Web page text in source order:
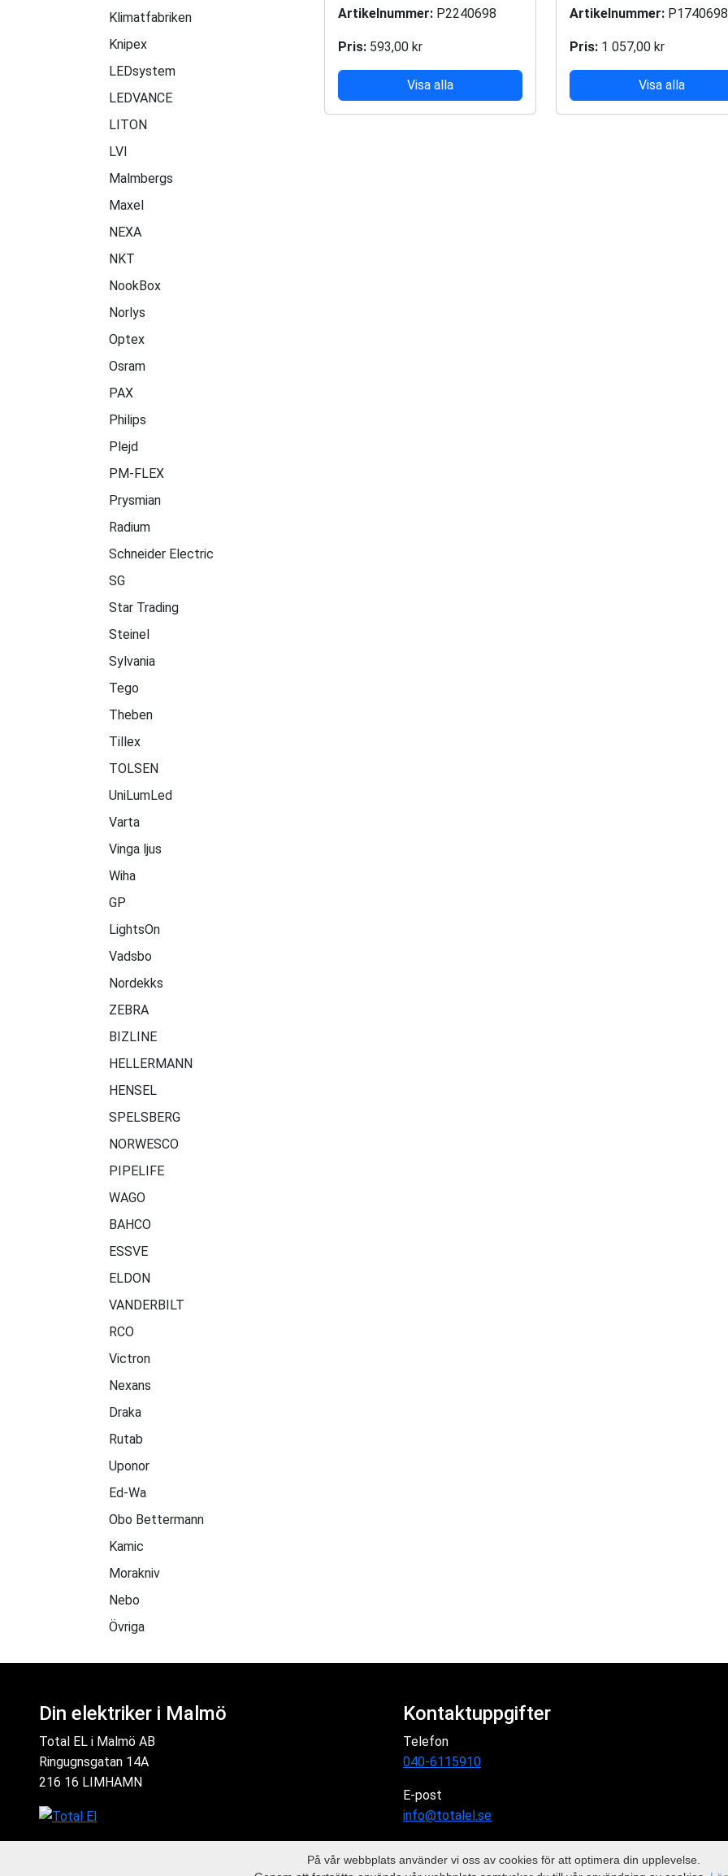
Klimatfabriken
Knipex
LEDsystem
LEDVANCE
LITON
LVI
Malmbergs
Maxel
NEXA
NKT
NookBox
Norlys
Optex
Osram
PAX
Philips
Plejd
PM-FLEX
Prysmian
Radium
Schneider Electric
SG
Star Trading
Steinel
Sylvania
Tego
Theben
Tillex
TOLSEN
UniLumLed
Varta
Vinga ljus
Wiha
GP
LightsOn
Vadsbo
Nordekks
ZEBRA
BIZLINE
HELLERMANN
HENSEL
SPELSBERG
NORWESCO
PIPELIFE
WAGO
BAHCO
ESSVE
ELDON
VANDERBILT
RCO
Victron
Nexans
Draka
Rutab
Uponor
Ed-Wa
Obo Bettermann
Kamic
Morakniv
Nebo
Övriga
Artikelnummer: P2240698
Pris: 593,00 kr
Visa alla
Artikelnummer:P1740698
Pris:1 057,00 kr
Visa alla
Din elektriker i Malmö
Total EL i Malmö AB
Ringugnsgatan 14A
216 16 LIMHAMN
Kontaktuppgifter
Telefon
040-6115910
E-post
info@totalel.se
På vår webbplats använder vi oss av cookies för att optimera din upplevelse.